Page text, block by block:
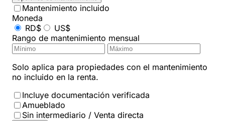
Mantenimiento incluido
Moneda
RD$
US$
Rango de mantenimiento mensual
Solo aplica para propiedades con el mantenimiento
no incluido en la renta.
Incluye documentación verificada
Amueblado
Sin intermediario / Venta directa